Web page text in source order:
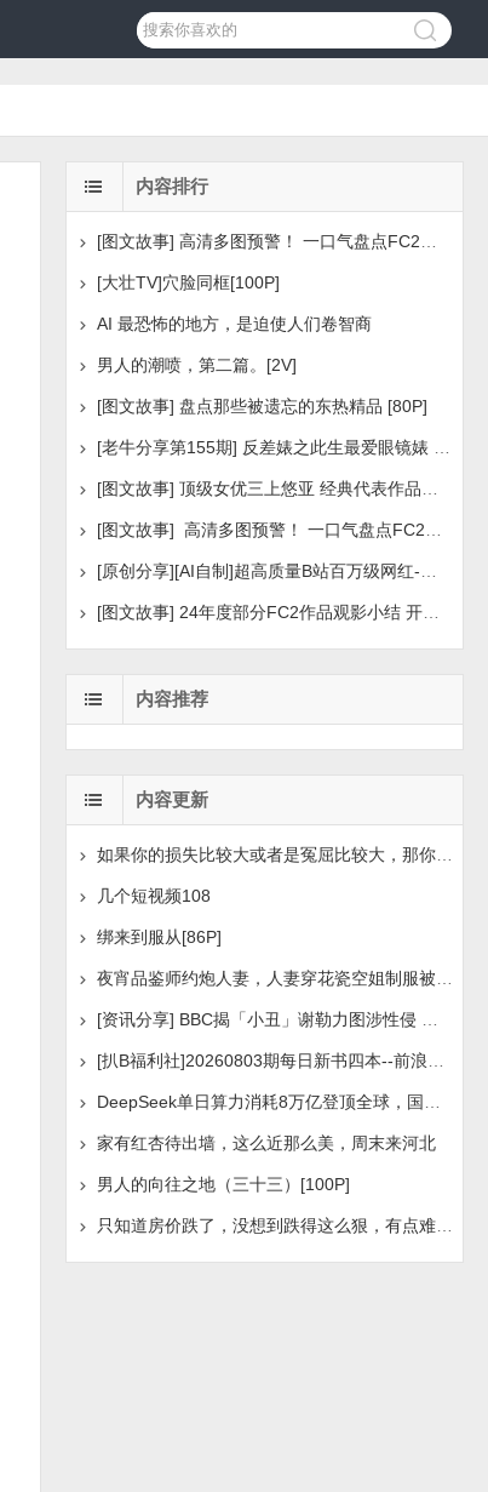
内容排行
[大壮TV]穴脸同框[100P]
AI 最恐怖的地方，是迫使人们卷智商
男人的潮喷，第二篇。[2V]
[图文故事] 盘点那些被遗忘的东热精品 [80P]
[图文故事] 24年度部分FC2作品观影小结 开年王炸后续
内容推荐
内容更新
如果你的损失比较大或者是冤屈比较大，那你想挽回损失或
几个短视频108
绑来到服从[86P]
家有红杏待出墙，这么近那么美，周末来河北
男人的向往之地（三十三）[100P]
只知道房价跌了，没想到跌得这么狠，有点难受啊！